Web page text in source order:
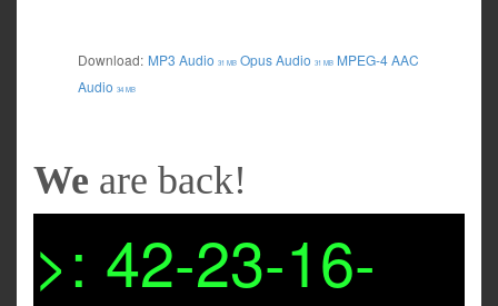
Download: MP3 Audio 31 MB Opus Audio 31 MB MPEG-4 AAC
Audio 34 MB
We are back!
>: 42-23-16-